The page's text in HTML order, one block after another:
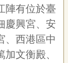
陣有位於臺
慶興宮、安
、西港區中
文衡殿、